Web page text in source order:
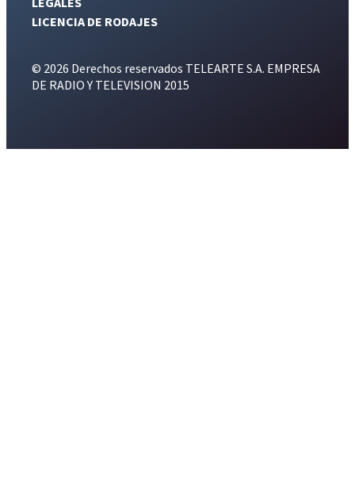
LICENCIA DE RODAJES
© 2026 Derechos reservados TELEARTE S.A. EMPRESA
DE RADIO Y TELEVISION 2015